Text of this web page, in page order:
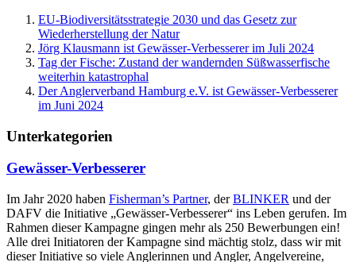
EU-Biodiversitätsstrategie 2030 und das Gesetz zur
Wiederherstellung der Natur
Jörg Klausmann ist Gewässer-Verbesserer im Juli 2024
Tag der Fische: Zustand der wandernden Süßwasserfische
weiterhin katastrophal
Der Anglerverband Hamburg e.V. ist Gewässer-Verbesserer
im Juni 2024
Unterkategorien
Gewässer-Verbesserer
Im Jahr 2020 haben Fisherman’s Partner, derBLINKER und der
DAFV die Initiative „Gewässer-Verbesserer“ ins Leben gerufen. Im
Rahmen dieser Kampagne gingen mehr als 250 Bewerbungen ein!
Alle drei Initiatoren der Kampagne sind mächtig stolz, dass wir mit
dieser Initiative so viele Anglerinnen und Angler, Angelvereine,